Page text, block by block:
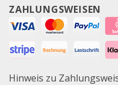
ZAHLUNGSWEISEN
Hinweis zu